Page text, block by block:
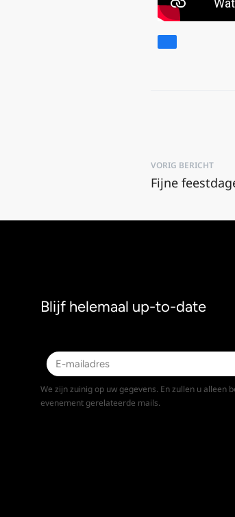
VORIG BERICHT
Fijne
Blijf helemaal up-to-date
We zijn zuinig op uw gegevens. En zullen u alleen
evenement gerelateerde mails.